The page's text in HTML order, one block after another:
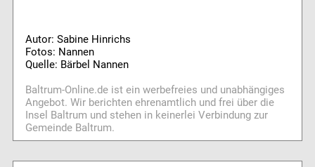
Autor: Sabine Hinrichs
Fotos: Nannen
Quelle: Bärbel Nannen
Baltrum-Online.de ist ein werbefreies und unabhängiges
Angebot. Wir berichten ehrenamtlich und frei über die
Insel Baltrum und stehen in keinerlei Verbindung zur
Gemeinde Baltrum.